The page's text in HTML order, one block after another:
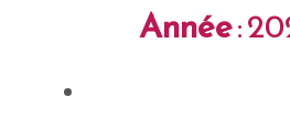
Année: